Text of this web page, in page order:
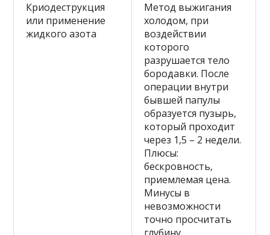
Криодеструкция
или применение
жидкого азота
Метод выжигания
холодом, при
воздействии
которого
разрушается тело
бородавки. После
операции внутри
бывшей папулы
образуется пузырь,
который проходит
через 1,5 – 2 недели.
Плюсы:
бескровность,
приемлемая цена.
Минусы в
невозможности
точно просчитать